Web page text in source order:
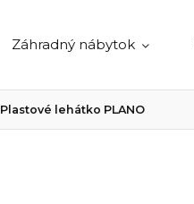
Záhradný nábytok
Plastové lehátko PLANO